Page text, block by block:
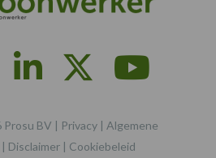
BV | Privacy | Algemene
| Disclaimer | Cookiebeleid